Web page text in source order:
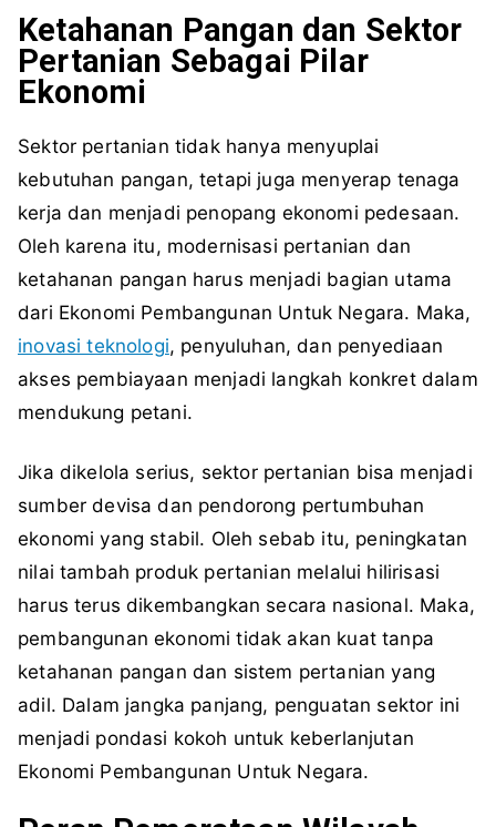
Ketahanan Pangan dan Sektor
Pertanian Sebagai Pilar
Ekonomi
Sektor pertanian tidak hanya menyuplai
kebutuhan pangan, tetapi juga menyerap tenaga
kerja dan menjadi penopang ekonomi pedesaan.
Oleh karena itu, modernisasi pertanian dan
ketahanan pangan harus menjadi bagian utama
dari Ekonomi Pembangunan Untuk Negara. Maka,
inovasi teknologi, penyuluhan, dan penyediaan
akses pembiayaan menjadi langkah konkret dalam
mendukung petani.
Jika dikelola serius, sektor pertanian bisa menjadi
sumber devisa dan pendorong pertumbuhan
ekonomi yang stabil. Oleh sebab itu, peningkatan
nilai tambah produk pertanian melalui hilirisasi
harus terus dikembangkan secara nasional. Maka,
pembangunan ekonomi tidak akan kuat tanpa
ketahanan pangan dan sistem pertanian yang
adil. Dalam jangka panjang, penguatan sektor ini
menjadi pondasi kokoh untuk keberlanjutan
Ekonomi Pembangunan Untuk Negara.